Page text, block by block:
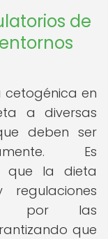
de
cetogénica en
a diversas
deben ser
Es
que la dieta
por las
que